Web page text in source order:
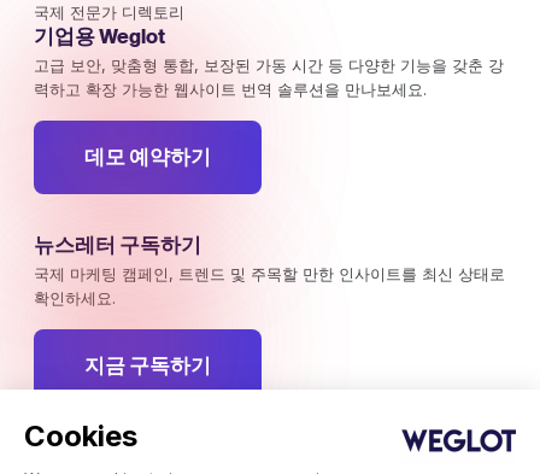
Cookies
국제 전문가 디렉토리
기업용 Weglot
고급 보안, 맞춤형 통합, 보장된 가동 시간 등 다양한 기능을 갖춘 강
력하고 확장 가능한 웹사이트 번역 솔루션을 만나보세요.
데모 예약하기
뉴스레터 구독하기
국제 마케팅 캠페인, 트렌드 및 주목할 만한 인사이트를 최신 상태로
확인하세요.
지금 구독하기